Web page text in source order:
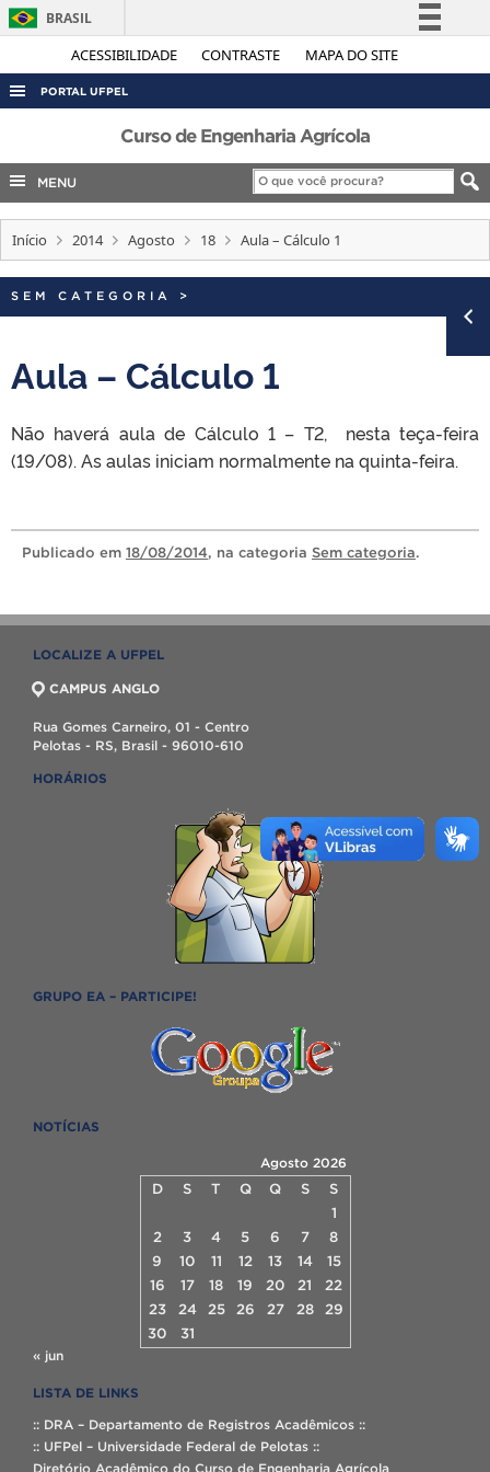
ACESSIBILIDADE CONTRASTE MAPA DO SITE
BRASIL
Simplifique!
Acesso à informação
Legislação
Canais
PORTAL UFPEL
ACESSO À INFORMAÇÃO
AUDITORIA
COBALTO
CONCURSOS
EDITAIS
INTERNACIONAL
PORTARIAS
TELEFONES
Curso de Engenharia Agrícola
MENU
Início 2014 Agosto 18 Aula – Cálculo 1
SEM CATEGORIA >
Aula – Cálculo 1
Não haverá aula de Cálculo 1 – T2, nesta teça-feira
(19/08). As aulas iniciam normalmente na quinta-feira.
Publicado em 18/08/2014, na categoria Sem categoria.
LOCALIZE A UFPEL
CAMPUS ANGLO
Rua Gomes Carneiro, 01 - Centro
Pelotas - RS, Brasil - 96010-610
HORÁRIOS
GRUPO EA – PARTICIPE!
NOTÍCIAS
Agosto 2026
D S T Q Q S
S
1
2
3 4 5 6 7
8
9
10 11 12 13 14
15
16
17 18 19 20 21
22
23
24 25 26 27 28
29
30
31
« jun
LISTA DE LINKS
:: DRA – Departamento de Registros Acadêmicos ::
:: UFPel – Universidade Federal de Pelotas ::
Diretório Acadêmico do Curso de Engenharia Agrícola